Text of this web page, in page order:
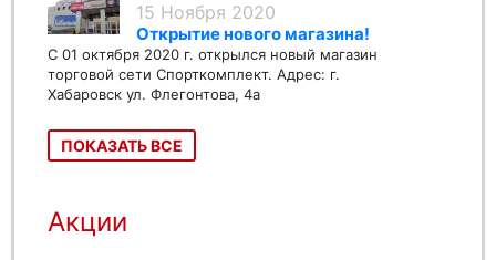
15 Ноября 2020
Открытие нового магазина!
С 01 октября 2020 г. открылся новый магазин
торговой сети Спорткомплект. Адрес: г.
Хабаровск ул. Флегонтова, 4а
ПОКАЗАТЬ ВСЕ
Акции